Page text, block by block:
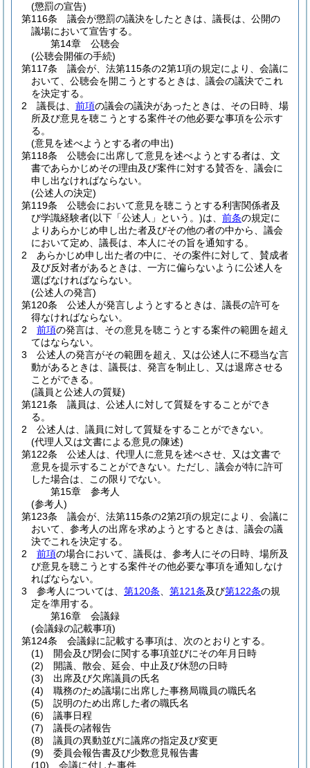
(懲罰の宣告)
第116条
議会が懲罰の議決をしたときは、議長は、公開の
議場において宣告する。
第14章
公聴会
(公聴会開催の手続)
第117条
議会が、法第115条の2第1項の規定により、会議に
おいて、公聴会を開こうとするときは、議会の議決でこれ
を決定する。
2
議長は、 前項の議会の議決があったときは、その日時、場
所及び意見を聴こうとする案件その他必要な事項を公示す
る。
(意見を述べようとする者の申出)
第118条
公聴会に出席して意見を述べようとする者は、文
書であらかじめその理由及び案件に対する賛否を、議会に
申し出なければならない。
(公述人の決定)
第119条
公聴会において意見を聴こうとする利害関係者及
び学識経験者(以下「公述人」という。)は、 前条の規定に
よりあらかじめ申し出た者及びその他の者の中から、議会
において定め、議長は、本人にその旨を通知する。
2
あらかじめ申し出た者の中に、その案件に対して、賛成者
及び反対者があるときは、一方に偏らないように公述人を
選ばなければならない。
(公述人の発言)
第120条
公述人が発言しようとするときは、議長の許可を
得なければならない。
2
前項の発言は、その意見を聴こうとする案件の範囲を超え
てはならない。
3
公述人の発言がその範囲を超え、又は公述人に不穏当な言
動があるときは、議長は、発言を制止し、又は退席させる
ことができる。
(議員と公述人の質疑)
第121条
議員は、公述人に対して質疑をすることができ
る。
2
公述人は、議員に対して質疑をすることができない。
(代理人又は文書による意見の陳述)
第122条
公述人は、代理人に意見を述べさせ、又は文書で
意見を提示することができない。 ただし、議会が特に許可
した場合は、この限りでない。
第15章
参考人
(参考人)
第123条
議会が、法第115条の2第2項の規定により、会議に
おいて、参考人の出席を求めようとするときは、議会の議
決でこれを決定する。
2
前項の場合において、議長は、参考人にその日時、場所及
び意見を聴こうとする案件その他必要な事項を通知しなけ
ればならない。
3
参考人については、 第120条 第121条及び第122条の規
定を準用する。
第16章
会議録
(会議録の記載事項)
第124条
会議録に記載する事項は、次のとおりとする。
(1)
開会及び閉会に関する事項並びにその年月日時
(2)
開議、散会、延会、中止及び休憩の日時
(3)
出席及び欠席議員の氏名
(4)
職務のため議場に出席した事務局職員の職氏名
(5)
説明のため出席した者の職氏名
(6)
議事日程
(7)
議長の諸報告
(8)
議員の異動並びに議席の指定及び変更
(9)
委員会報告書及び少数意見報告書
(10)
会議に付した事件